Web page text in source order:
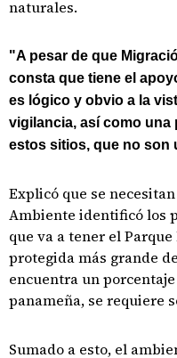
naturales.
"A pesar de que
consta que tiene el
es lógico y obvio a la
vigilancia, así como una
estos sitios, que no son
Explicó que se
Ambiente identificó los
que va a tener el
protegida más grande
encuentra un
panameña, se requiere
Sumado a esto, el